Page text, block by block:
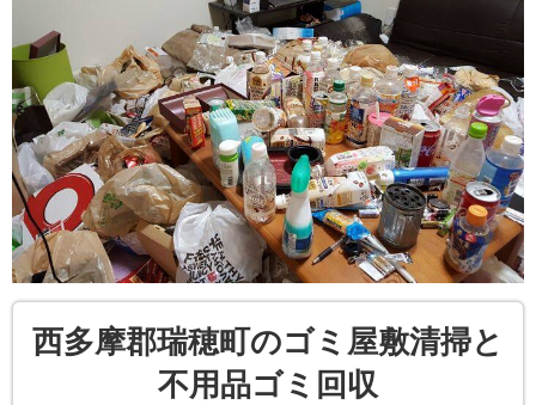
西多摩郡瑞穂町のゴミ屋敷清掃と
不用品ゴミ回収